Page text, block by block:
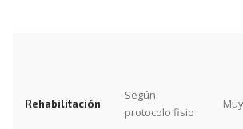
Rehabilitación
Según
protocolo fisio